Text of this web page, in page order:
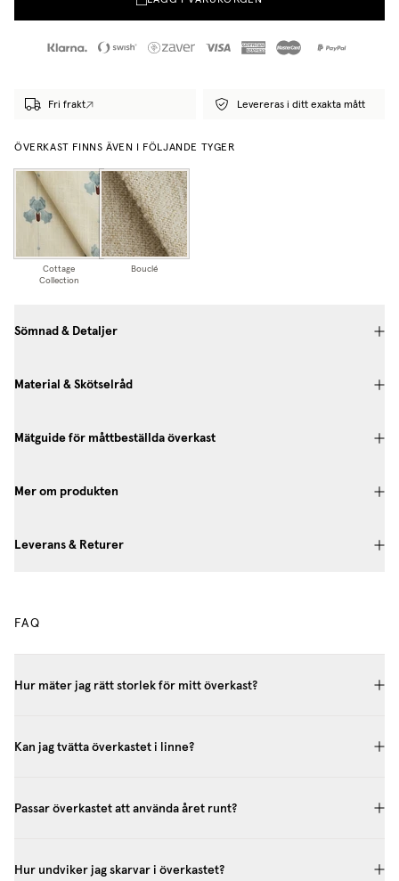
Fri frakt Levereras i ditt exakta mått
ÖVERKAST FINNS ÄVEN I FÖLJANDE TYGER
Cottage
Collection
Bouclé
Sömnad & Detaljer
Material & Skötselråd
Mätguide för måttbeställda överkast
Mer om produkten
Leverans & Returer
FAQ
Hur mäter jag rätt storlek för mitt överkast?
Kan jag tvätta överkastet i linne?
Passar överkastet att använda året runt?
Hur undviker jag skarvar i överkastet?